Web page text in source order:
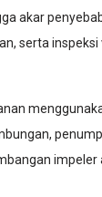
akar
serta